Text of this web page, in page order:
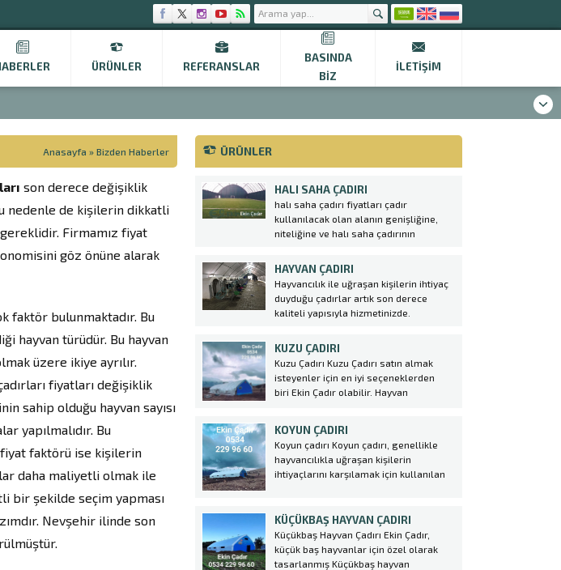
ÜRÜNLER REFERANSLAR
BASINDA
BIZ
İLETIŞIM
Anasayfa » Bizden Haberler
son derece değişiklik
nedenle de kişilerin dikkatli
Firmamız fiyat
göz önüne alarak
faktör bulunmaktadır. Bu
hayvan türüdür. Bu hayvan
üzere ikiye ayrılır.
fiyatları değişiklik
sahip olduğu hayvan sayısı
yapılmalıdır. Bu
fiyat faktörü ise kişilerin
daha maliyetli olmak ile
bir şekilde seçim yapması
Nevşehir ilinde son
ÜRÜNLER
HALI SAHA ÇADIRI
halı saha çadırı fiyatları çadır
kullanılacak olan alanın genişliğine,
niteliğine ve halı saha çadırının
göstermektedir. Firmamız tarafından
üretilen halı saha çadırları hem gece
hem de gündüz aktiviteleri için engel
teşkil etmemektedir. Çadırlar
uygulanırken iskelet sistemi üzerine...
HAYVAN ÇADIRI
Hayvancılık ile uğraşan kişilerin ihtiyaç
duyduğu çadırlar artık son derece
kaliteli yapısıyla hizmetinizde.
imal edilmiş, kaliteli ve dayanıklı
şekilde üretilerek piyasaya
sunulmuştur. Ekin çadır olarak her
zaman yenilikçi tasamı ve güvenilir
markasıyla bir...
KUZU ÇADIRI
Kuzu Çadırı Kuzu Çadırı satın almak
isteyenler için en iyi seçeneklerden
biri Ekin Çadır olabilir. Hayvan
kullanarak dayanıklı ve uzun ömürlü
çadırlar üretmektedir. Kuzu
Çadırı kurulumu oldukça kolaydır ve
çiftlik sahiplerine büyük avantajlar
KOYUN ÇADIRI
Koyun çadırı Koyun çadırı, genellikle
hayvancılıkla uğraşan kişilerin
ihtiyaçlarını karşılamak için kullanılan
korunması amacıyla kullanılır. Ekin
Çadır tarafından üretilen koyun
çadırları, yüksek kaliteli malzemeler
kullanılarak dayanıklı ve uzun
KÜÇÜKBAŞ HAYVAN ÇADIRI
Küçükbaş Hayvan Çadırı Ekin Çadır,
küçük baş hayvanlar için özel olarak
tasarlanmış Küçükbaş hayvan